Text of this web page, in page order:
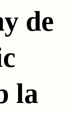
de
la